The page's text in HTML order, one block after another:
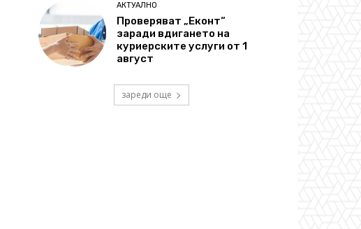
АКТУАЛНО
Проверяват „Еконт“
заради вдигането на
куриерските услуги от 1
август
зареди още